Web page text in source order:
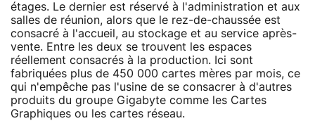
étages. Le dernier est réservé à l'administration et aux
salles de réunion, alors que le rez-de-chaussée est
consacré à l'accueil, au stockage et au service après-
vente. Entre les deux se trouvent les espaces
réellement consacrés à la production. Ici sont
fabriquées plus de 450 000 cartes mères par mois, ce
qui n'empêche pas l'usine de se consacrer à d'autres
produits du groupe Gigabyte comme les Cartes
Graphiques ou les cartes réseau.